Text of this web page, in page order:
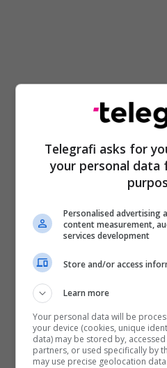
Telegrafi asks for
your personal
Personalised advertising
content measurement,
services development
Store and/or access
Learn more
Your personal data will be
your device (cookies, unique
data) may be stored by,
partners, or used specifically by
may use precise geolocation data.